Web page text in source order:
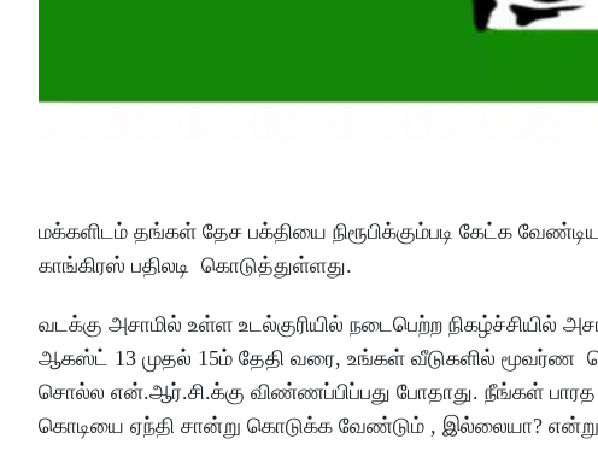
மக்களிடம் தங்கள் தேச பக்தியை நிரூபிக்கும்படி கேட்க
காங்கிரஸ் பதிலடி கொடுத்துள்ளது.
வடக்கு அசாமில் உள்ள உடல்குரியில் நடைபெற்ற நிகழ்ச்சியில்
ஆகஸ்ட் 13 முதல் 15ம் தேதி வரை, உங்கள் வீடுகளில் மூவர்ண
சொல்ல என்.ஆர்.சி.க்கு விண்ணப்பிப்பது போதாது. நீங்கள்
கொடியை ஏந்தி சான்று கொடுக்க வேண்டும் , இல்லையா? என்று